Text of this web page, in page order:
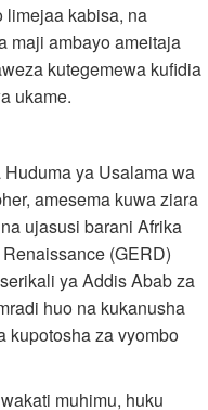
limejaa kabisa, na
maji ambayo ameitaja
kutegemewa kufidia
ukame.
ya Usalama wa
amesema kuwa ziara
ujasusi barani Afrika
(GERD)
ya Addis Abab za
huo na kukanusha
kupotosha za vyombo
muhimu, huku